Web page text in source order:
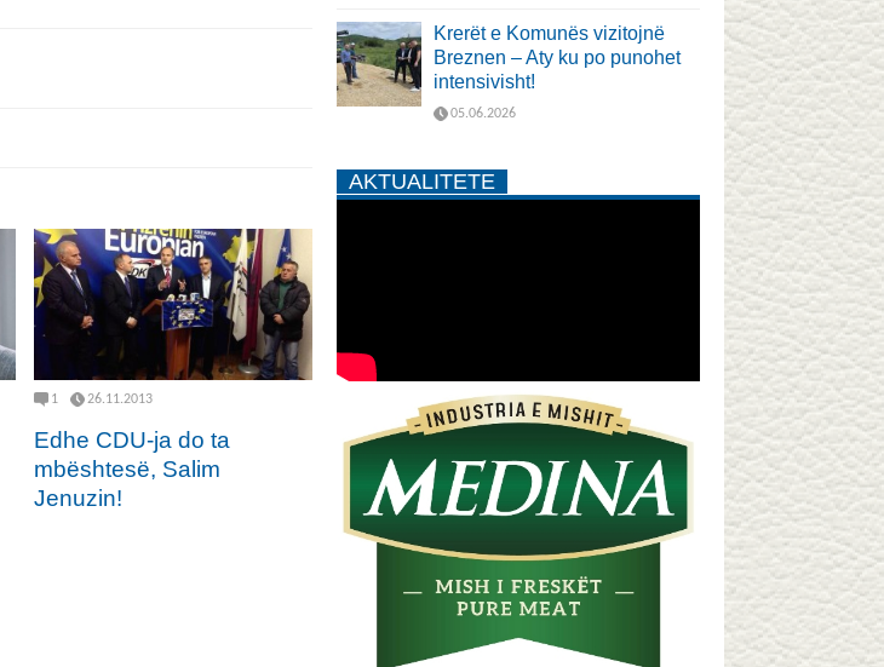
1 26.11.2013
Edhe CDU-ja do ta
mbështesë, Salim
Jenuzin!
Krerët e Komunës vizitojnë
Breznen – Aty ku po punohet
intensivisht!
05.06.2026
AKTUALITETE